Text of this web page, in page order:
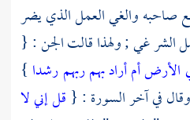
صاحبه والغي العمل الذي يضر
الشر غي ; ولهذا قالت الجن : {
الأرض أم أراد بهم ربهم رشدا }
وقال في آخر السورة : { قل إني لا